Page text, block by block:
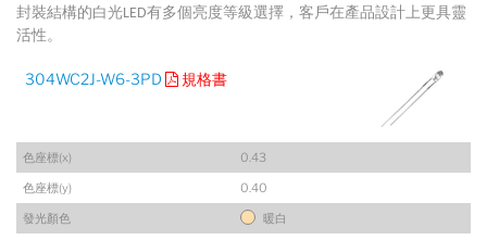
封裝結構的白光LED有多個亮度等級選擇，客戶在產品設計上更具靈
活性。
304WC2J-W6-3PD 規格書
色座標(x)
0.43
色座標(y)
0.40
發光顏色
暖白